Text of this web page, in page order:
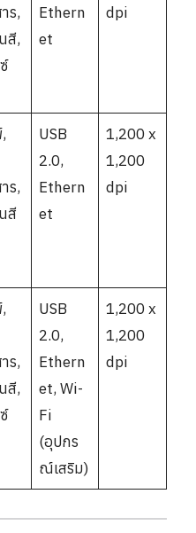
ร,
สี,
Ethern
et
dpi
ร,
สี
USB
2.0,
Ethern
et
1,200 x
1,200
dpi
ร,
สี,
USB
2.0,
Ethern
et, Wi-
Fi
(อุปกร
ณ์เสริม)
1,200 x
1,200
dpi